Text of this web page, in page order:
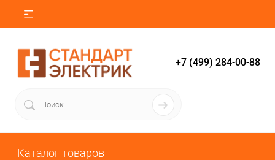
+7 (499) 284-00-88
Каталог товаров